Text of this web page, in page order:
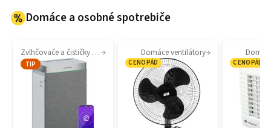
Domáce a osobné spotrebiče
Zvlhčovače a čističky vzduchu
TIP
Domáce ventilátory
CENOPÁD CENOPÁD